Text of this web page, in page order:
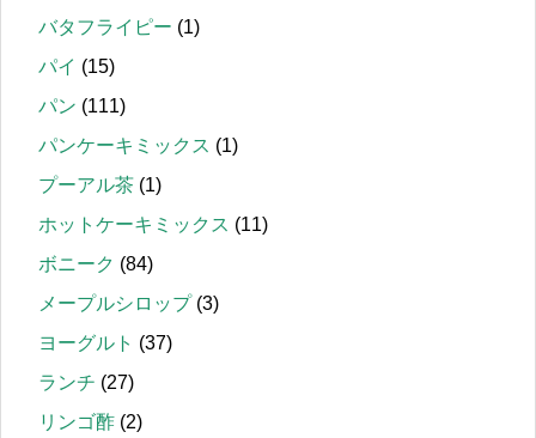
バタフライピー (1)
パイ (15)
パン (111)
パンケーキミックス (1)
プーアル茶 (1)
ホットケーキミックス (11)
ボニーク (84)
メープルシロップ(3)
ヨーグルト (37)
ランチ (27)
リンゴ酢 (2)